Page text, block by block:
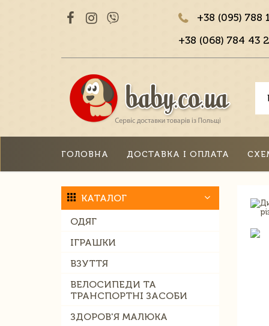
+38 (095) 788
+38 (068) 784 43
ГОЛОВНА ДОСТАВКА І ОПЛАТА
КАТАЛОГ
ОДЯГ
ІГРАШКИ
ВЗУТТЯ
ВЕЛОСИПЕДИ ТА
ТРАНСПОРТНІ ЗАСОБИ
ЗДОРОВ'Я МАЛЮКА